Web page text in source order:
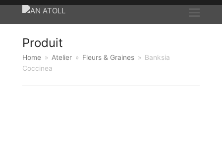
Produit
Home » Atelier » Fleurs & Graines » Banksia
Coccinea